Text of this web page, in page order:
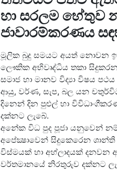
හා සරලම හේතුව
ජාවාරම්කරණය
මූලික බුදු සමයට අයත් නොවන
ලෞකික අභිවෘද්ධිය තකා
සමාජ හා මානව විද්‍යා විෂය
ආයු, වර්ණ, සැප, බල යන
දිනෙන් දින පුළුල් හා
දක්නට ලැබේ.
අනේක විධ පුද පූජා යනුවෙන්
අපේක්‍ෂාවෙන් සිදුකෙරෙන
විස්මයක් හා අහ්ලාදයක්
වර්තමානයේ නිරතුරුව දක්නට